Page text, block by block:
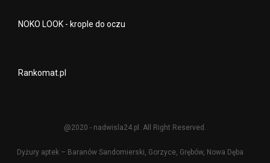
NOKO LOOK - krople do oczu
Rankomat.pl
@2020 - nadwisla24.pl. All Right Reserved.
Dyżury aptek – Baranów Sandomierski, Gorzyce, Grębów, Nowa Dęba